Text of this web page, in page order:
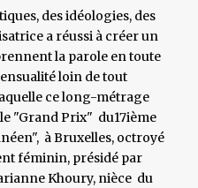
des idéologies, des
a réussi à créer un
la parole en toute
loin de tout
ce long-métrage
"Grand Prix" du17ième
à Bruxelles, octroyé
féminin, présidé par
Khoury, nièce du